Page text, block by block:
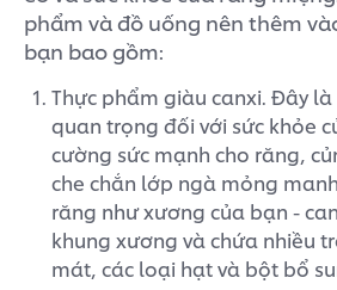
phẩm và đồ uống nên thêm
bạn bao gồm:
Thực phẩm giàu canxi. Đây
quan trọng đối với sức khỏe
cường sức mạnh cho răng,
che chắn lớp ngà mỏng
răng như xương của bạn -
khung xương và chứa nhiều
mát, các loại hạt và bột bổ